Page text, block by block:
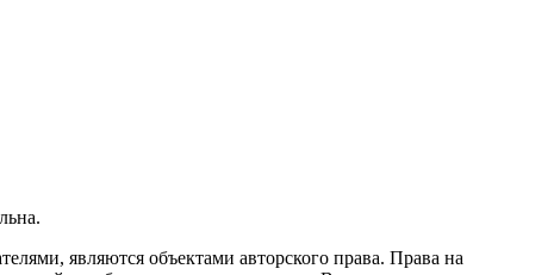
являются объектами авторского права. Права на